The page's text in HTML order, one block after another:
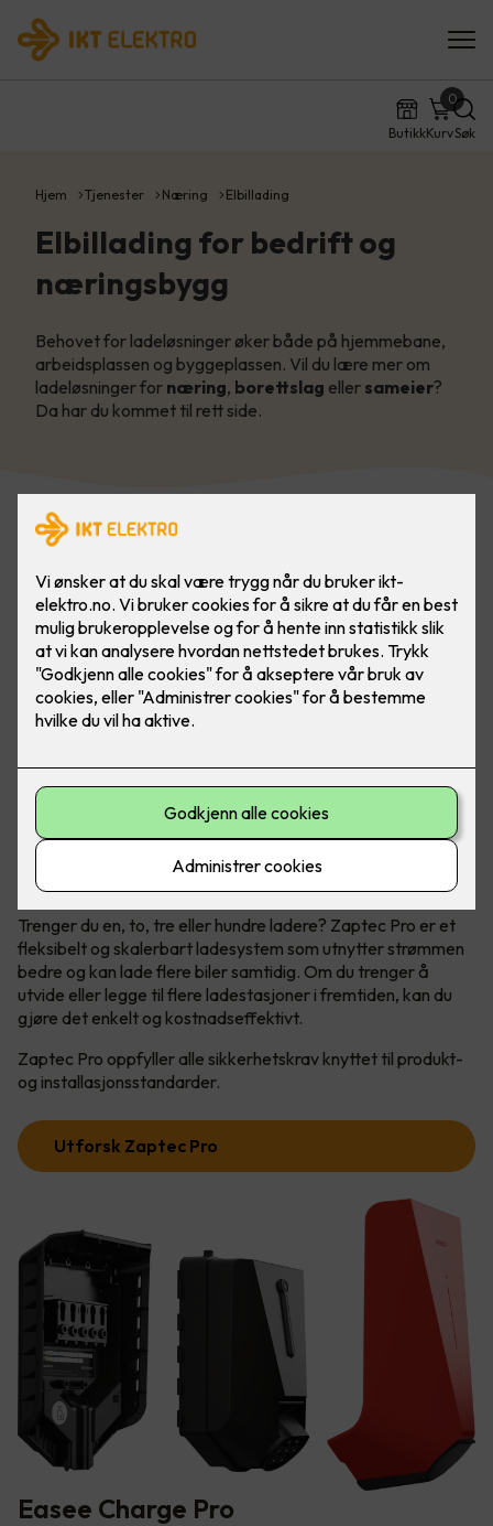
ButikkKurv
0
Søk
Hjem Tjenester Næring Elbillading
Elbillading for bedrift og
næringsbygg
Behovet for ladeløsninger øker både på hjemmebane,
arbeidsplassen og byggeplassen. Vil du lære mer om
ladeløsninger for næring, borettslag eller sameier?
Da har du kommet til rett side.
Når du trenger flere ladestasjoner
Zaptec Pro
Trenger du en, to, tre eller hundre ladere? Zaptec Pro er et
fleksibelt og skalerbart ladesystem som utnytter strømmen
bedre og kan lade flere biler samtidig. Om du trenger å
utvide eller legge til flere ladestasjoner i fremtiden, kan du
gjøre det enkelt og kostnadseffektivt.
Zaptec Pro oppfyller alle sikkerhetskrav knyttet til produkt-
og installasjonsstandarder.
Utforsk Zaptec Pro
Easee Charge Pro